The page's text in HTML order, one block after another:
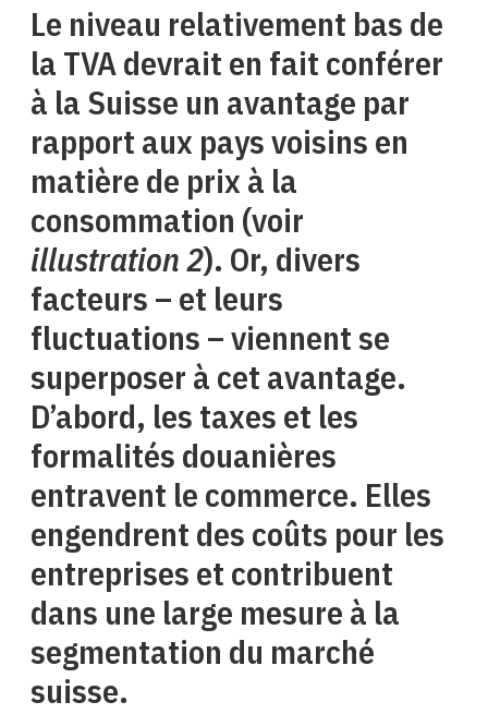
Le niveau relativement bas de
la TVA devrait en fait conférer
à la Suisse un avantage par
rapport aux pays voisins en
matière de prix à la
consommation (voir
illustration 2). Or, divers
facteurs – et leurs
fluctuations – viennent se
superposer à cet avantage.
D’abord, les taxes et les
formalités douanières
entravent le commerce. Elles
engendrent des coûts pour les
entreprises et contribuent
dans une large mesure à la
segmentation du marché
suisse.